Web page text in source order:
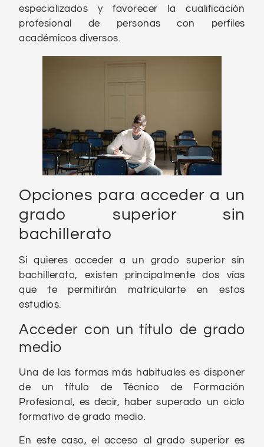
especializados y favorecer la cualificación
profesional de personas con perfiles
académicos diversos.
Opciones para acceder a un
grado superior sin
bachillerato
Si quieres acceder a un grado superior sin
bachillerato, existen principalmente dos vías
que te permitirán matricularte en estos
estudios.
Acceder con un título de grado
medio
Una de las formas más habituales es disponer
de un título de Técnico de Formación
Profesional, es decir, haber superado un ciclo
formativo de grado medio.
En este caso, el acceso al grado superior es